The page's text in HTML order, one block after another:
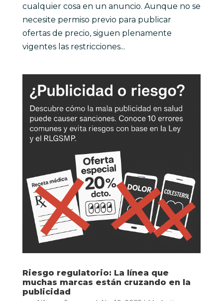
cualquier cosa en un anuncio. Aunque no se
necesite permiso previo para publicar
ofertas de precio, siguen plenamente
vigentes las restricciones...
Riesgo regulatorio: La línea que
muchas marcas están cruzando en la
publicidad